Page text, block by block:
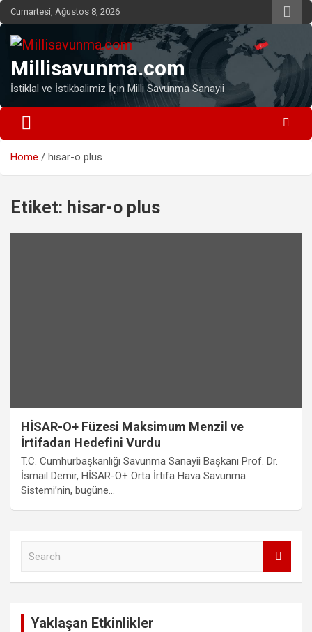
Skip
to
content
Cumartesi, Ağustos 8, 2026
Millisavunma.com
İstiklal ve İstikbalimiz İçin Milli Savunma Sanayii
Home hisar-o plus
Etiket: hisar-o plus
HİSAR-O+ Füzesi Maksimum Menzil ve
İrtifadan Hedefini Vurdu
T.C. Cumhurbaşkanlığı Savunma Sanayii Başkanı Prof. Dr.
İsmail Demir, HİSAR-O+ Orta İrtifa Hava Savunma
Sistemi’nin, bugüne…
Yaklaşan Etkinlikler